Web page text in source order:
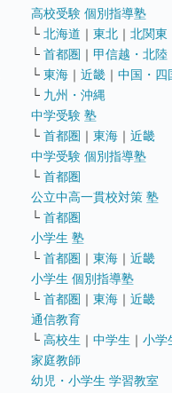
高校受験 個別指導塾
└ 北海道 ｜ 東北 ｜ 北関東
└ 首都圏 ｜ 甲信越・北陸
└ 東海 ｜ 近畿 ｜ 中国・四
└ 九州・沖縄
中学受験 塾
└ 首都圏 ｜ 東海 ｜ 近畿
中学受験 個別指導塾
└ 首都圏
公立中高一貫校対策 塾
└ 首都圏
小学生 塾
└ 首都圏 ｜ 東海 ｜ 近畿
小学生 個別指導塾
└ 首都圏 ｜ 東海 ｜ 近畿
通信教育
└ 高校生 ｜ 中学生 ｜ 小学
家庭教師
幼児・小学生 学習教室